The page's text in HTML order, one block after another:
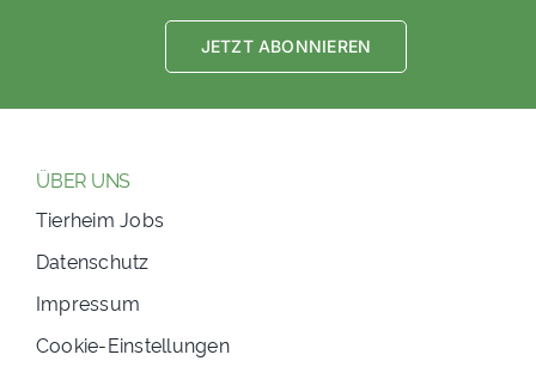
JETZT ABONNIEREN
ÜBER UNS
Tierheim Jobs
Datenschutz
Impressum
Cookie-Einstellungen